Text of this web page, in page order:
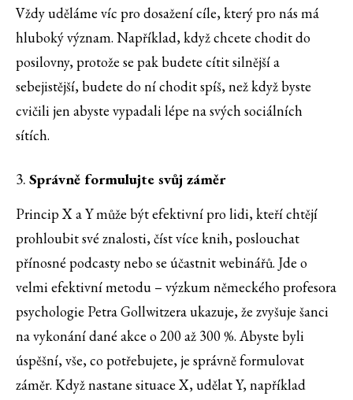
Vždy uděláme víc pro dosažení cíle, který pro nás má
hluboký význam. Například, když chcete chodit do
posilovny, protože se pak budete cítit silnější a
sebejistější, budete do ní chodit spíš, než když byste
cvičili jen abyste vypadali lépe na svých sociálních
sítích.
3. Správně formulujte svůj záměr
Princip X a Y může být efektivní pro lidi, kteří chtějí
prohloubit své znalosti, číst více knih, poslouchat
přínosné podcasty nebo se účastnit webinářů. Jde o
velmi efektivní metodu – výzkum německého profesora
psychologie Petra Gollwitzera ukazuje, že zvyšuje šanci
na vykonání dané akce o 200 až 300 %. Abyste byli
úspěšní, vše, co potřebujete, je správně formulovat
záměr. Když nastane situace X, udělat Y, například